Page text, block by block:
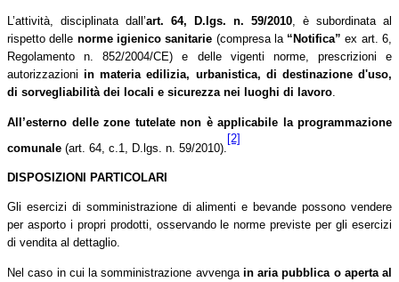
L’attività, disciplinata dall’art. 64, D.lgs. n. 59/2010, è subordinata al
rispetto delle norme igienico sanitarie (compresa la “Notifica” ex art. 6,
Regolamento n. 852/2004/CE) e delle vigenti norme, prescrizioni e
autorizzazioniin materia edilizia, urbanistica, di destinazione d'uso,
di sorvegliabilità dei locali e sicurezza nei luoghi di lavoro.
All’esterno delle zone tutelate non è applicabile la programmazione
comunale (art. 64, c.1, D.lgs. n. 59/2010).
[2]
DISPOSIZIONI PARTICOLARI
Gli esercizi di somministrazione di alimenti e bevande possono vendere
per asporto i propri prodotti, osservando le norme previste per gli esercizi
di vendita al dettaglio.
Nel caso in cui la somministrazione avvenga in aria pubblica o aperta al